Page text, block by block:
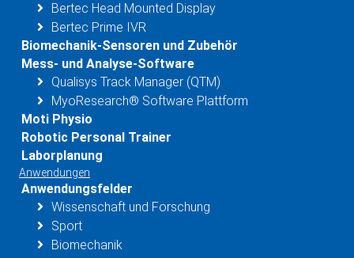
Bertec Head Mounted Display
Bertec Prime IVR
Biomechanik-Sensoren und Zubehör
Mess- und Analyse-Software
Qualisys Track Manager (QTM)
MyoResearch® Software Plattform
Moti Physio
Robotic Personal Trainer
Laborplanung
Anwendungen
Anwendungsfelder
Wissenschaft und Forschung
Sport
Biomechanik